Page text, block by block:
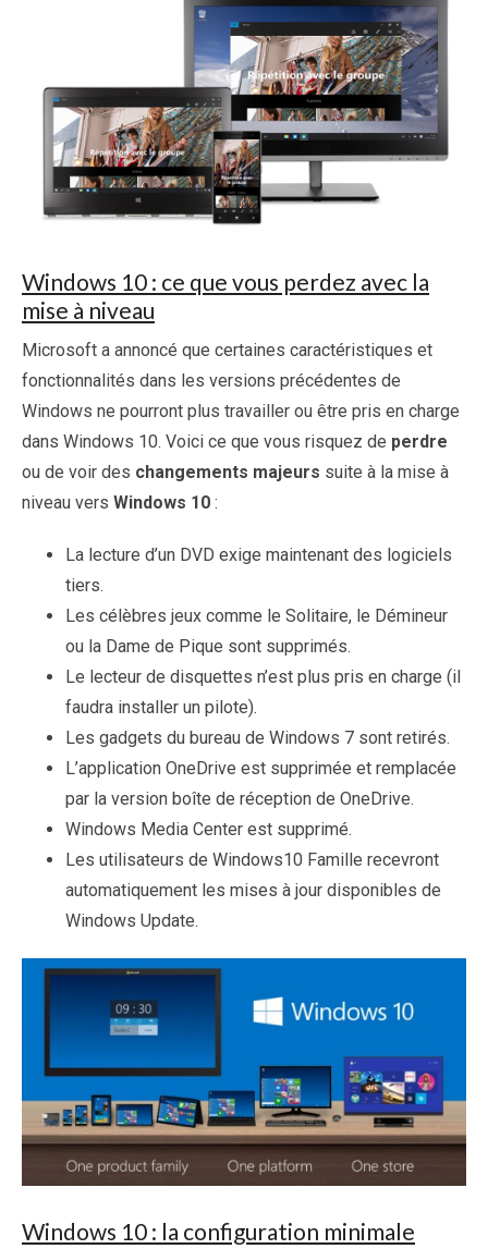
Windows 10 : ce que vous perdez avec la
mise à niveau
Microsoft a annoncé que certaines caractéristiques et
fonctionnalités dans les versions précédentes de
Windows ne pourront plus travailler ou être pris en charge
dans Windows 10. Voici ce que vous risquez de perdre
ou de voir des changements majeurs suite à la mise à
niveau vers Windows 10 :
La lecture d’un DVD exige maintenant des logiciels
tiers.
Les célèbres jeux comme le Solitaire, le Démineur
ou la Dame de Pique sont supprimés.
Le lecteur de disquettes n’est plus pris en charge (il
faudra installer un pilote).
Les gadgets du bureau de Windows 7 sont retirés.
L’application OneDrive est supprimée et remplacée
par la version boîte de réception de OneDrive.
Windows Media Center est supprimé.
Les utilisateurs de Windows10 Famille recevront
automatiquement les mises à jour disponibles de
Windows Update.
Windows 10 : la configuration minimale